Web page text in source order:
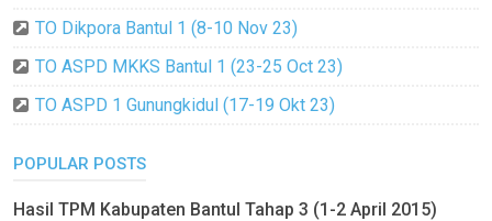
TO Dikpora Bantul 1 (8-10 Nov 23)
TO ASPD MKKS Bantul 1 (23-25 Oct 23)
TO ASPD 1 Gunungkidul (17-19 Okt 23)
POPULAR POSTS
Hasil TPM Kabupaten Bantul Tahap 3 (1-2 April 2015)